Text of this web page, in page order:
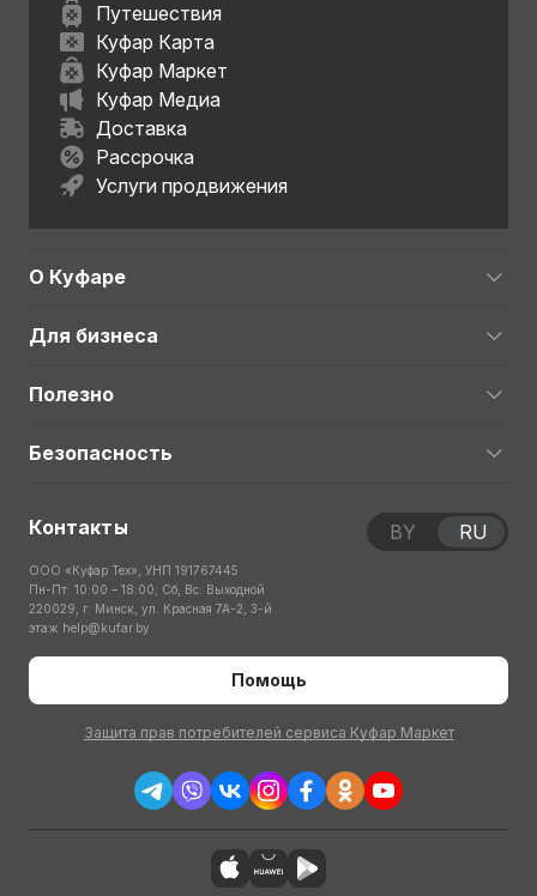
Путешествия
Куфар Карта
Куфар Маркет
Куфар Медиа
Доставка
Рассрочка
Услуги продвижения
О Куфаре
Для бизнеса
Полезно
Безопасность
Контакты
ООО «Куфар Тех», УНП 191767445
Пн-Пт: 10:00 – 18:00; Сб, Вс: Выходной
220029, г. Минск, ул. Красная 7А-2, 3-й
этаж help@kufar.by
Помощь
Защита прав потребителей сервиса Куфар Маркет
BY RU